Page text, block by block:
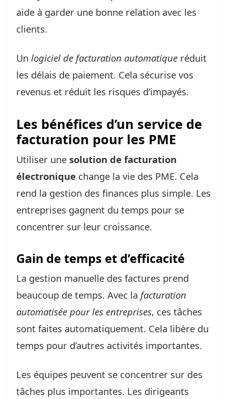
aide à garder une bonne relation avec les
clients.
Un logiciel de facturation automatique réduit
les délais de paiement. Cela sécurise vos
revenus et réduit les risques d’impayés.
Les bénéfices d’un service de
facturation pour les PME
Utiliser une solution de facturation
électronique change la vie des PME. Cela
rend la gestion des finances plus simple. Les
entreprises gagnent du temps pour se
concentrer sur leur croissance.
Gain de temps et d’efficacité
La gestion manuelle des factures prend
beaucoup de temps. Avec la facturation
automatisée pour les entreprises, ces tâches
sont faites automatiquement. Cela libère du
temps pour d’autres activités importantes.
Les équipes peuvent se concentrer sur des
tâches plus importantes. Les dirigeants